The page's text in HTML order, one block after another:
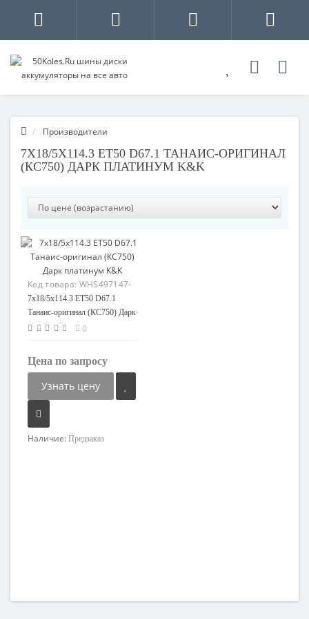
Производители
7X18/5X114.3 ET50 D67.1 ТАНАИС-ОРИГИНАЛ
(КС750) ДАРК ПЛАТИНУМ K&K
Код товара: WHS497147-
01
7x18/5x114.3 ET50 D67.1
Танаис-оригинал (КС750) Дарк
платинум K&K 0
Цена по запросу
Узнать цену
Наличие: Предзаказ